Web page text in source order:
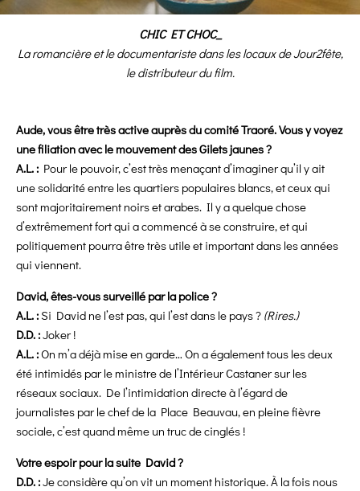
CHIC ET CHOC_
La romancière et le documentariste dans les locaux de Jour2fête,
le distributeur du film.
Aude, vous être très active auprès du comité Traoré. Vous y voyez
une filiation avec le mouvement des Gilets jaunes ?
A.L. : Pour le pouvoir, c’est très menaçant d’imaginer qu’il y ait
une solidarité entre les quartiers populaires blancs, et ceux qui
sont majoritairement noirs et arabes. Il y a quelque chose
d’extrêmement fort qui a commencé à se construire, et qui
politiquement pourra être très utile et important dans les années
qui viennent.
David, êtes-vous surveillé par la police ?
A.L. :Si David ne l’est pas, qui l’est dans le pays ? (Rires.)
D.D. :Joker !
A.L. :On m’a déjà mise en garde… On a également tous les deux
été intimidés par le ministre de l’Intérieur Castaner sur les
réseaux sociaux. De l’intimidation directe à l’égard de
journalistes par le chef de la Place Beauvau, en pleine fièvre
sociale, c’est quand même un truc de cinglés !
Votre espoir pour la suite David ?
D.D. :Je considère qu’on vit un moment historique. À la fois nous